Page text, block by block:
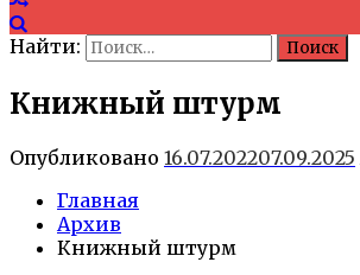
Найти:
Книжный штурм
Опубликовано 16.07.202207.09.2025
Главная
Архив
Книжный штурм